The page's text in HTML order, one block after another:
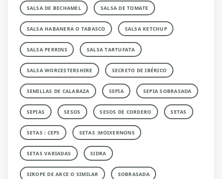
SALSA DE BECHAMEL SALSA DE TOMATE
SALSA HABANERA O TABASCO SALSA KETCHUP
SALSA PERRINS SALSA TARTUFATA
SALSA WORCESTERSHIRE SECRETO DE IBÉRICO
SEMILLAS DE CALABAZA SEPIA SEPIA SOBRASADA
SEPIAS SESOS SESOS DE CORDERO SETAS
SETAS : CEPS SETAS :MOIXERNONS
SETAS VARIADAS SIDRA
SIROPE DE ARCE O SIMILAR SOBRASADA